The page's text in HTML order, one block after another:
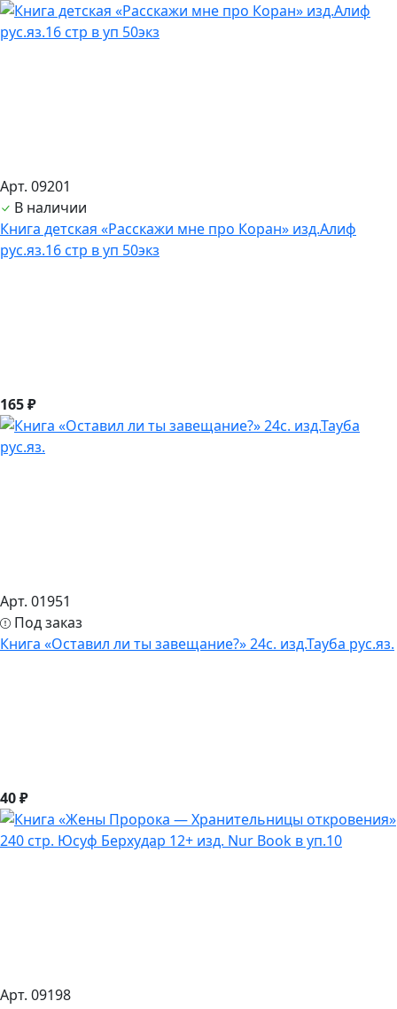
Арт. 09201
В наличии
Книга детская «Расскажи мне про Коран» изд.Алиф
рус.яз.16 стр в уп 50экз
165 ₽
Арт. 01951
Под заказ
Книга «Оставил ли ты завещание?» 24с. изд.Тауба рус.яз.
40 ₽
Арт. 09198